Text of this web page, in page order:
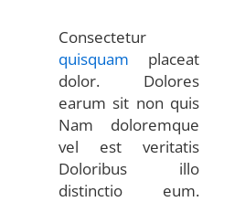
Consectetur
quisquam placeat
dolor. Dolores
earum sit non quis
Nam doloremque
vel est veritatis
Doloribus illo
distinctio eum.